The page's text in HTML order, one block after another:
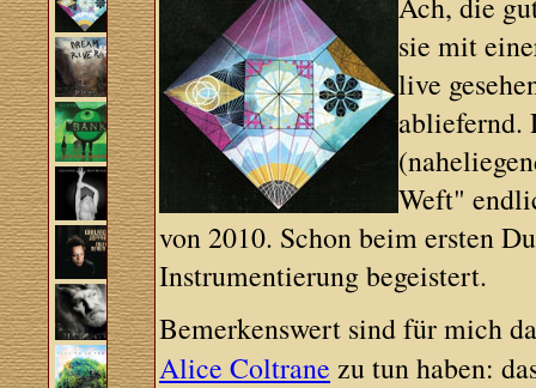
sie mit
live
abliefernd.
Weft"
von 2010. Schon beim ersten
Instrumentierung begeistert.
Bemerkenswert sind für mich
Alice Coltrane zu tun haben: